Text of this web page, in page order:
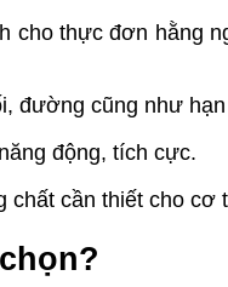
cho thực đơn hằng
đường cũng như
động, tích cực.
chất cần thiết cho cơ